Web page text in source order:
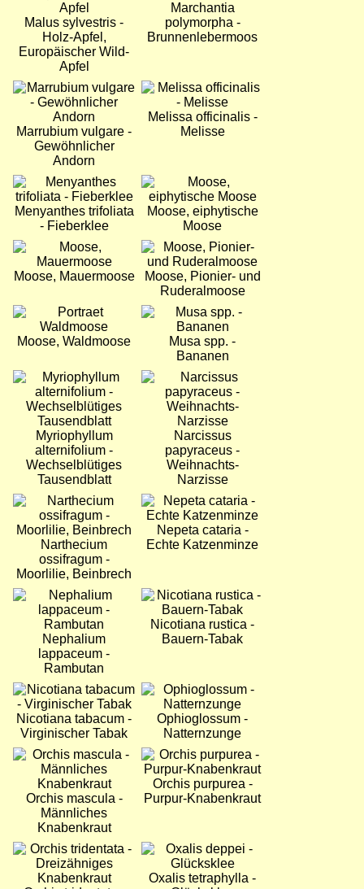
Malus sylvestris -
Holz-Apfel,
Europäischer Wild-
Apfel
Marchantia
polymorpha -
Brunnenlebermoos
Bild
Marrubium vulgare -
Gewöhnlicher
Andorn
Bild
Melissa officinalis -
Melisse
Bild
Menyanthes trifoliata
- Fieberklee
Bild
Moose, eiphytische
Moose
Bild
Moose, Mauermoose
Bild
Moose, Pionier- und
Ruderalmoose
Bild
Moose, Waldmoose
Bild
Musa spp. -
Bananen
Bild
Myriophyllum
alternifolium -
Wechselblütiges
Tausendblatt
Bild
Narcissus
papyraceus -
Weihnachts-
Narzisse
Bild
Narthecium
ossifragum -
Moorlilie, Beinbrech
Bild
Nepeta cataria -
Echte Katzenminze
Bild
Nephalium
lappaceum -
Rambutan
Bild
Nicotiana rustica -
Bauern-Tabak
Bild
Nicotiana tabacum -
Virginischer Tabak
Bild
Ophioglossum -
Natternzunge
Bild
Orchis mascula -
Männliches
Knabenkraut
Bild
Orchis purpurea -
Purpur-Knabenkraut
Bild Bild
Oxalis tetraphylla -